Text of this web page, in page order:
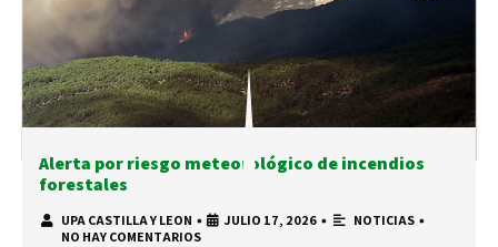
Alerta por riesgo meteorológico de incendios
forestales
UPA CASTILLA Y LEON • JULIO 17, 2026 • NOTICIAS •
NO HAY COMENTARIOS